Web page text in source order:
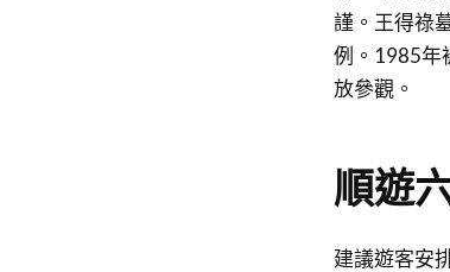
謹。王得祿
例。1985年
放參觀。
順遊
建議遊客安